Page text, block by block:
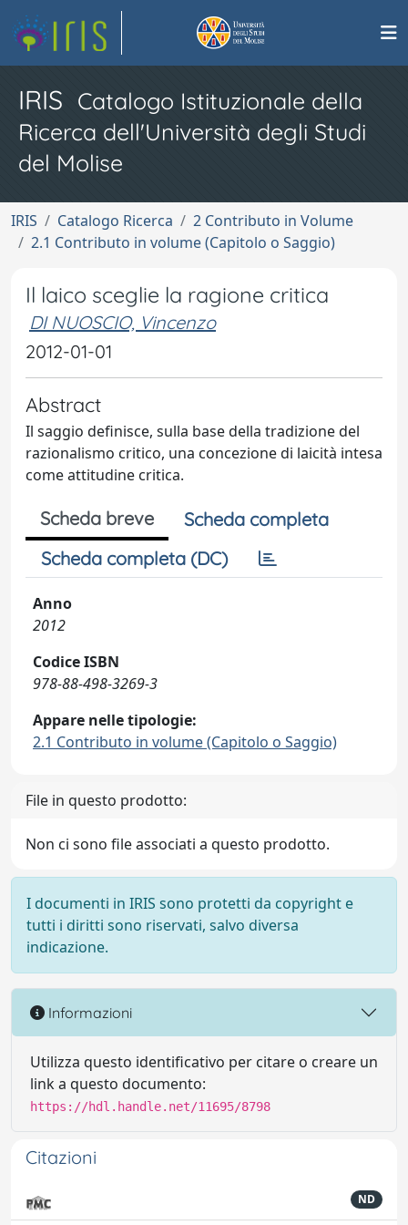
IRIS Catalogo Istituzionale della
Ricerca dell'Università degli Studi
del Molise
IRIS Catalogo Ricerca
2 Contributo in Volume
2.1 Contributo in volume (Capitolo o Saggio)
Il laico sceglie la ragione critica
DI NUOSCIO, Vincenzo
2012-01-01
Abstract
Il saggio definisce, sulla base della tradizione del
razionalismo critico, una concezione di laicità intesa
come attitudine critica.
Scheda breve
Scheda completa
Scheda completa (DC)
Anno
2012
Codice ISBN
978-88-498-3269-3
Appare nelle tipologie:
2.1 Contributo in volume (Capitolo o Saggio)
File in questo prodotto:
Non ci sono file associati a questo prodotto.
I documenti in IRIS sono protetti da copyright e
tutti i diritti sono riservati, salvo diversa
indicazione.
Informazioni
Utilizza questo identificativo per citare o creare un
link a questo documento:
https://hdl.handle.net/11695/8798
Citazioni
ND